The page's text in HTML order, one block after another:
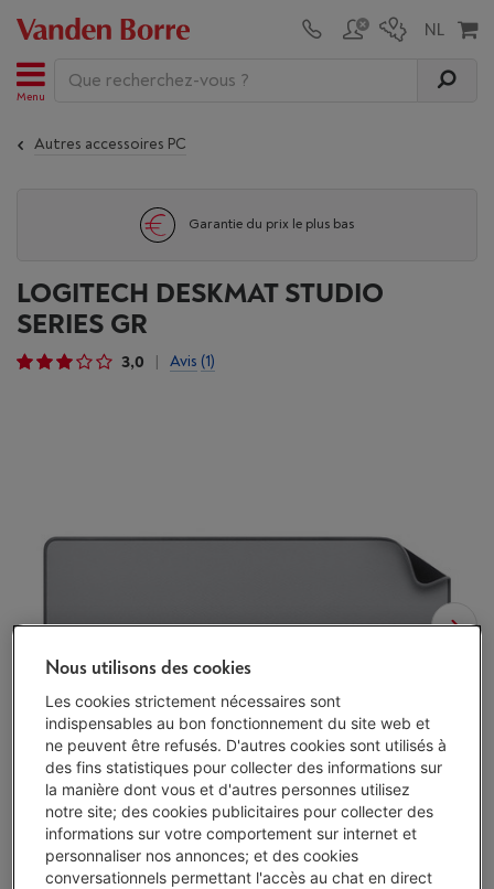
Menu
Autres accessoires PC
Garantie du prix le plus bas
LOGITECH DESKMAT STUDIO
SERIES GR
3,0 Avis (1)
Nous utilisons des cookies
Les cookies strictement nécessaires sont
indispensables au bon fonctionnement du site web et
ne peuvent être refusés. D'autres cookies sont utilisés à
des fins statistiques pour collecter des informations sur
la manière dont vous et d'autres personnes utilisez
notre site; des cookies publicitaires pour collecter des
informations sur votre comportement sur internet et
personnaliser nos annonces; et des cookies
conversationnels permettant l'accès au chat en direct